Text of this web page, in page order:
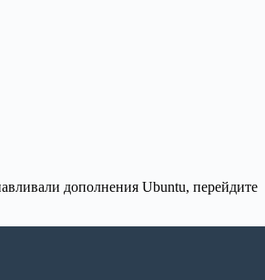
дополнения Ubuntu, перейдите